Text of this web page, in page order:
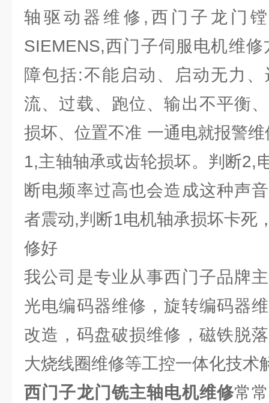
轴驱动器维修,西门子龙门
SIEMENS,西门子伺服电机维
障包括:不能启动、启动无力
流、过载、跑位、输出不平衡
损坏、位置不准 一通电就报警
1,主轴轴承或齿轮损坏。判断2,
断电频率过高也会造成这种声
者震动,判断1电机轴承损坏卡死
修好
我公司是专业从事西门子品牌
光电编码器维修，旋转编码器
改造，码盘破损维修，磁铁脱
大烧线圈维修等工控一体化技术
西门子龙门铣主轴电机维修常